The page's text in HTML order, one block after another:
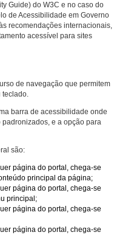
Guide) do W3C e no caso do
de Acessibilidade em Governo
recomendações internacionais,
acessível para sites
de navegação que permitem
teclado.
barra de acessibilidade onde
e a opção para
são:
página do portal, chega-se
principal da página;
página do portal, chega-se
principal;
página do portal, chega-se
página do portal, chega-se